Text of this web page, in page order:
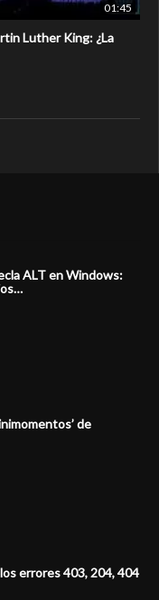
01:45
Luther King: ¿La
ALT en Windows:
de
errores 403, 204, 404